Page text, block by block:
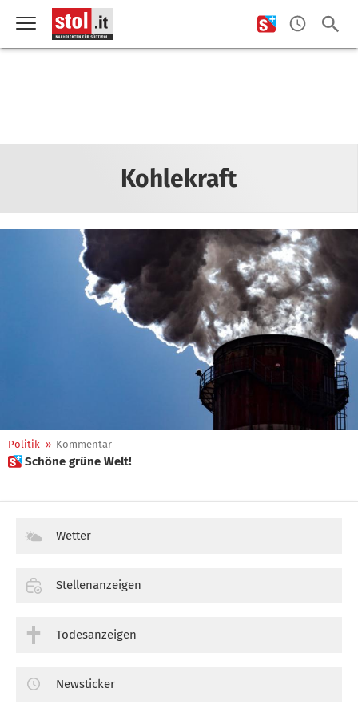
Kohlekraft
Politik » Kommentar
 Schöne grüne Welt!
Wetter
Stellenanzeigen
Todesanzeigen
Newsticker